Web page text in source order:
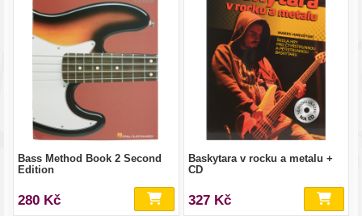
Bass Method Book 2 Second
Edition
280 Kč
Baskytara v rocku a metalu +
CD
327 Kč